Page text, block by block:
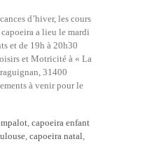
d’hiver, les cours
a lieu le mardi
et de 19h à 20h30
et Motricité à « La
31400
à venir pour le
capoeira enfant
capoeira natal